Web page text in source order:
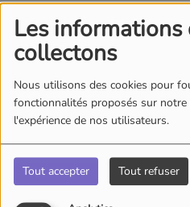
Les informations
collectons
Nous utilisons des cookies pour
fonctionnalités proposés sur
l'expérience de nos utilisateurs.
Tout accepter Tout refuser